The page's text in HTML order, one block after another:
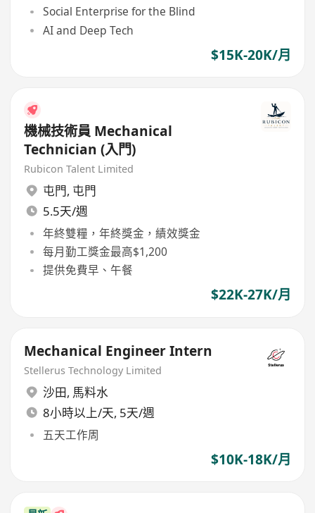
Social Enterprise for the Blind
AI and Deep Tech
$15K-20K/月
機械技術員 Mechanical
Technician (入門)
Rubicon Talent Limited
屯門, 屯門
5.5天/週
年終雙糧，年終獎金，績效獎金
每月勤工獎金最高$1,200
提供免費早、午餐
$22K-27K/月
Mechanical Engineer Intern
Stellerus Technology Limited
沙田, 馬料水
8小時以上/天, 5天/週
五天工作周
$10K-18K/月